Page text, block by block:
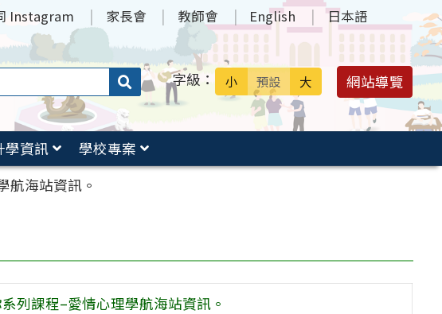
Instagram 家長會 教師會 English 日本語
搜
送出 字級： 小 預設 大 網站導覽
學資訊
學校專案
航海站資訊。
列課程–愛情心理學航海站資訊。